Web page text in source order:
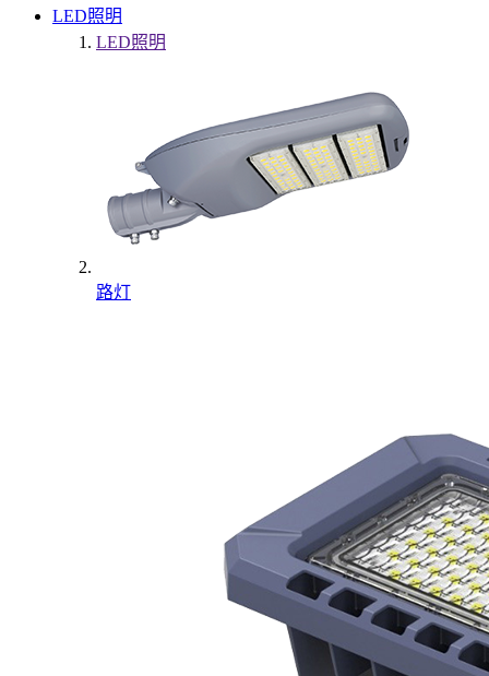
LED照明
LED照明
路灯